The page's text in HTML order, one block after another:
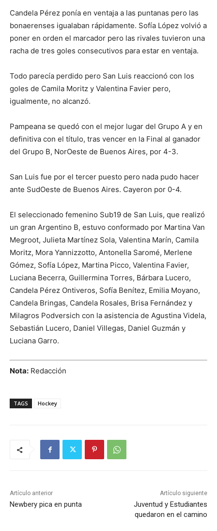
Candela Pérez ponía en ventaja a las puntanas pero las
bonaerenses igualaban rápidamente. Sofía López volvió a
poner en orden el marcador pero las rivales tuvieron una
racha de tres goles consecutivos para estar en ventaja.
Todo parecía perdido pero San Luis reaccionó con los
goles de Camila Moritz y Valentina Favier pero,
igualmente, no alcanzó.
Pampeana se quedó con el mejor lugar del Grupo A y en
definitiva con el título, tras vencer en la Final al ganador
del Grupo B, NorOeste de Buenos Aires, por 4-3.
San Luis fue por el tercer puesto pero nada pudo hacer
ante SudOeste de Buenos Aires. Cayeron por 0-4.
El seleccionado femenino Sub19 de San Luis, que realizó
un gran Argentino B, estuvo conformado por Martina Van
Megroot, Julieta Martínez Sola, Valentina Marín, Camila
Moritz, Mora Yannizzotto, Antonella Saromé, Merlene
Gómez, Sofía López, Martina Picco, Valentina Favier,
Luciana Becerra, Guillermina Torres, Bárbara Lucero,
Candela Pérez Ontiveros, Sofía Benítez, Emilia Moyano,
Candela Bringas, Candela Rosales, Brisa Fernández y
Milagros Podversich con la asistencia de Agustina Videla,
Sebastián Lucero, Daniel Villegas, Daniel Guzmán y
Luciana Garro.
Nota: Redacción
TAGS Hockey
Artículo anterior
Newbery pica en punta
Artículo siguiente
Juventud y Estudiantes
quedaron en el camino